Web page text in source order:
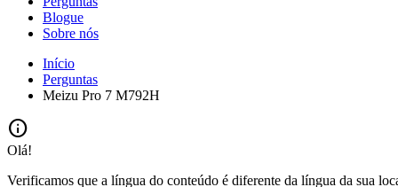
Blogue
Sobre nós
Início
Perguntas
Meizu Pro 7 M792H
info
Olá!
Verificamos que a língua do conteúdo é diferente da língua da sua